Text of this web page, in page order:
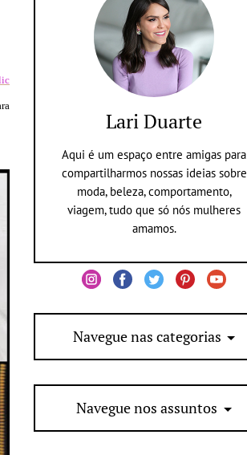
Lari Duarte
Aqui é um espaço entre amigas para
compartilharmos nossas ideias sobre
moda, beleza, comportamento,
viagem, tudo que só nós mulheres
amamos.
Navegue nas categorias
Navegue nos assuntos